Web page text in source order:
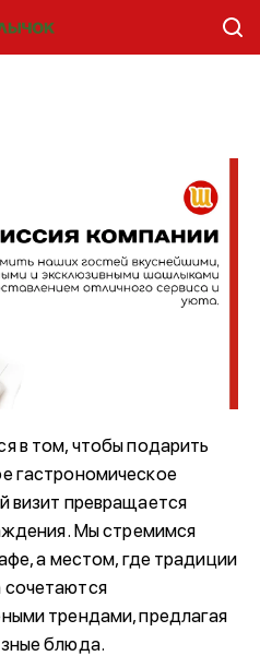
в том, чтобы подарить
гастрономическое
визит превращается
Мы стремимся
а местом, где традиции
трендами, предлагая
блюда.